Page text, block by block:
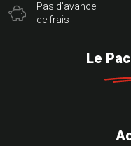
Pas d'avance
de frais
Le